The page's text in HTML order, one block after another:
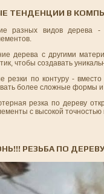
ТЕНДЕНЦИИ В
разных видов дерева -
дерева с другими
чтобы создавать
резки по контуру -
более сложные формы
резка по дереву
с высокой
РЕЗЬБА ПО